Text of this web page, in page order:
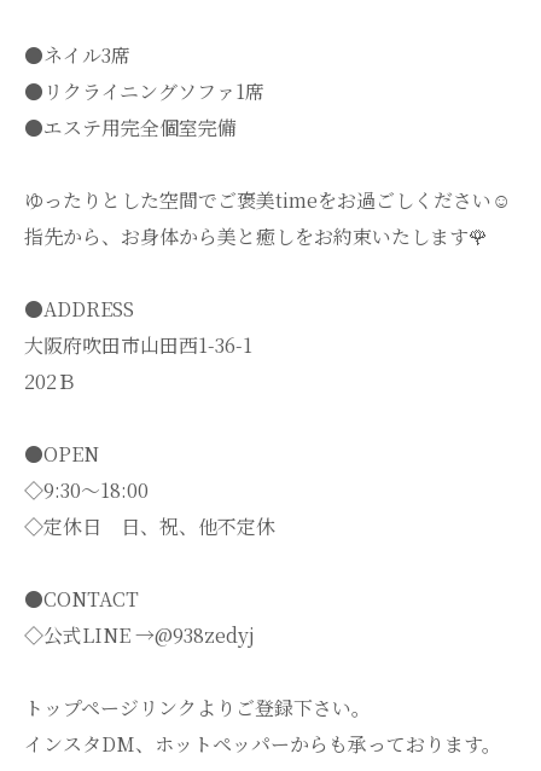
●ネイル3席
●リクライニングソファ1席
●エステ用完全個室完備
ゆったりとした空間でご褒美timeをお過ごしください☺️
指先から、お身体から美と癒しをお約束いたします🌹
●ADDRESS
大阪府吹田市山田西1-36-1
202Ｂ
●OPEN
◇9:30～18:00
◇定休日 日、祝、他不定休
●CONTACT
◇公式LINE →@938zedyj
トップページリンクよりご登録下さい。
インスタDM、ホットペッパーからも承っております。